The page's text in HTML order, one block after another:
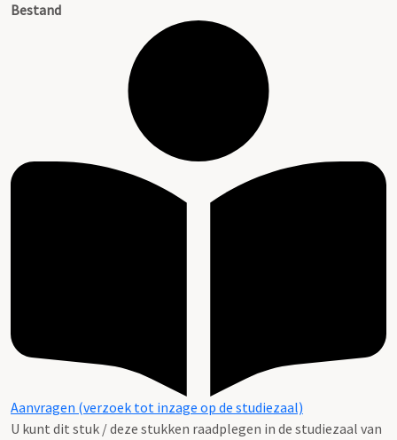
Bestand
Aanvragen (verzoek tot inzage op de studiezaal)
U kunt dit stuk / deze stukken raadplegen in de studiezaal van